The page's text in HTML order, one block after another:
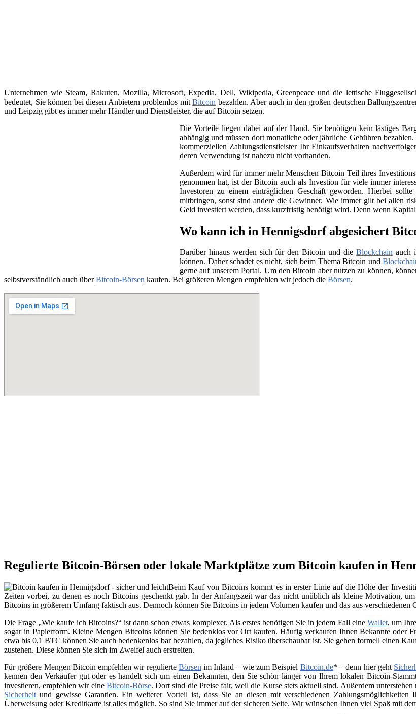
Unternehmen wie Steam, Rakuten, Mozilla, Microsoft, Expedia, Dell, Wikipedia, Greenpeace und die lettische
bedeutet, Sie können bei diesen Anbietern problemlos mitBitcoin bezahlen. Aber auch in den großen deutschen
und Leipzig gibt es immer mehr Händler und Dienstleister, die auf Bitcoin setzen.
Die Vorteile liegen dabei auf der Hand. Sie benötigen kein lästiges
abhängig und müssen dort monatliche oder jährliche Gebühren
kommerziellen Zahlungsdienstleister Ihr Einkaufsverhalten
deren Verwendung ist nahezu nicht vorhanden.
Außerdem wird für immer mehr Menschen Bitcoin Teil ihres
genommen hat, ist der Bitcoin auch als Investion für viele immer
Investoren zu einem einträglichen Geschäft geworden. Hierbei
mitbringen, sonst sind andere die Gewinner. Wie immer gilt bei allen
Geld investiert werden, dass kurzfristig benötigt wird. Denn wenn
Wo kann ich in Hennigsdorf abgesichert
Darüber hinaus werden sich für den Bitcoin und die Blockchainauch
können. Daher schadet es nicht, sich beim Thema Bitcoin und
gerne auf unserem Portal. Um den Bitcoin aber nutzen zu können,
selbstverständlich auch überBitcoin-Börsen kaufen. Bei größeren Mengen empfehlen wir jedoch die Börsen.
Regulierte Bitcoin-Börsen oder lokale Marktplätze zum Bitcoin kaufen in
Beim Kauf von Bitcoins kommt es in erster Linie auf die Höhe der
Zeiten vorbei, zu denen es noch Bitcoins geschenkt gab. In der Anfangszeit war das nicht unüblich als kleine Motivation,
Bitcoins in größerem Umfang faktisch aus. Dennoch können Sie Bitcoins in jedem Volumen kaufen und das aus verschiedenen
Die Frage „Wie kaufe ich Bitcoins?“ ist dann schon etwas komplexer. Als erstes benötigen Sie in jedem Fall eine Wallet, um
sogar in Papierform. Kleine Mengen Bitcoins können Sie bedenklos vor Ort kaufen. Häufig verkaufen Ihnen Bekannte oder
etwa bis 0,1 BTC können Sie auch bedenkenlos bar bezahlen, da jegliches Risiko überschaubar ist. Sie gehen formell einen
zustehen. Diese können Sie sich im Zweifel auch erstreiten.
Für größere Mengen Bitcoin empfehlen wir regulierte Börsen im Inland – wie zum Beispiel Bitcoin.de* – denn hier geht
kennen den Verkäufer gut oder es handelt sich um einen Bekannten, den Sie schön länger von Ihrem lokalen Bitcoin-
investieren, empfehlen wir eine Bitcoin-Börse. Dort sind die Preise fair, weil die Kurse stets aktuell sind. Außerdem
Sicherheit und gewisse Garantien. Ein weiterer Vorteil ist, dass Sie an diesen mit verschiedenen
Überweisung oder Kreditkarte ist alles möglich. So sind Sie immer auf der sicheren Seite. Wir wünschen Ihnen viel Spaß mit